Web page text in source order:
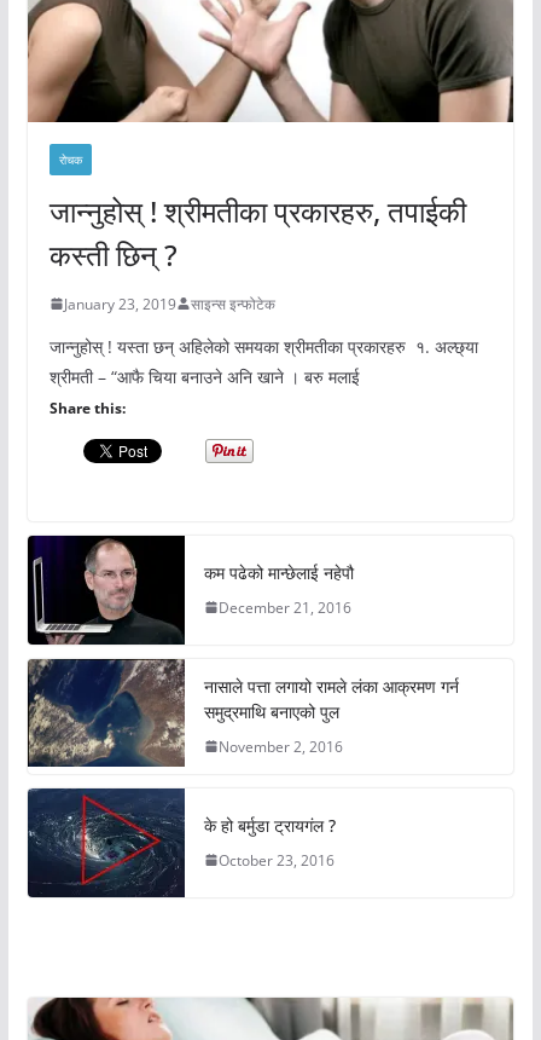
रोचक
जान्नुहोस् ! श्रीमतीका प्रकारहरु, तपाईकी
कस्ती छिन् ?
January 23, 2019 साइन्स इन्फोटेक
जान्नुहोस् ! यस्ता छन् अहिलेको समयका श्रीमतीका प्रकारहरु १. अल्छ्या
श्रीमती – “आफै चिया बनाउने अनि खाने । बरु मलाई
Share this:
कम पढेको मान्छेलाई नहेपौ
December 21, 2016
नासाले पत्ता लगायो रामले लंका आक्रमण गर्न
समुद्रमाथि बनाएको पुल
November 2, 2016
के हो बर्मुडा ट्रायगंल ?
October 23, 2016